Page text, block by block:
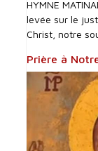
HYMNE
levée sur le
Christ, notre
Prière à